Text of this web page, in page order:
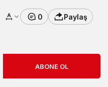
0 Paylaş
ABONE OL